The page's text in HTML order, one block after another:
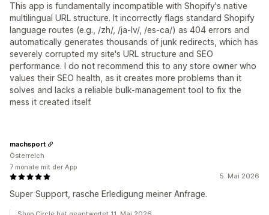
This app is fundamentally incompatible with Shopify's native
multilingual URL structure. It incorrectly flags standard Shopify
language routes (e.g., /zh/, /ja-lv/, /es-ca/) as 404 errors and
automatically generates thousands of junk redirects, which has
severely corrupted my site's URL structure and SEO
performance. I do not recommend this to any store owner who
values their SEO health, as it creates more problems than it
solves and lacks a reliable bulk-management tool to fix the
mess it created itself.
5. Mai 2026
Super Support, rasche Erledigung meiner Anfrage.
machsport
Österreich
7 monate mit der App